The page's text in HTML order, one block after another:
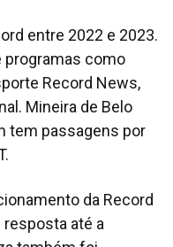
entre 2022 e 2023.
programas como
Record News,
Mineira de Belo
tem passagens por
da Record
até a